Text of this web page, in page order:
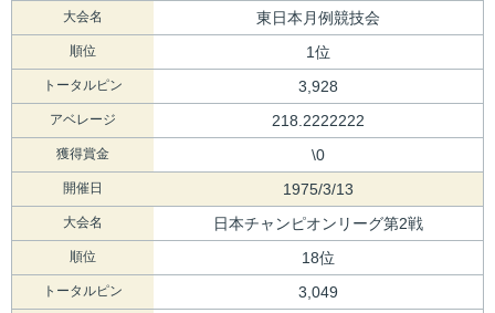
大会名 東日本月例競技会
順位 1位
トータルピン 3,928
アベレージ 218.2222222
獲得賞金 \0
開催日 1975/3/13
大会名 日本チャンピオンリーグ第2戦
順位 18位
トータルピン 3,049